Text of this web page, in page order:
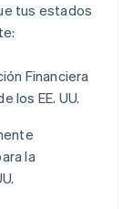
tus estados
Financiera
los EE. UU.
la